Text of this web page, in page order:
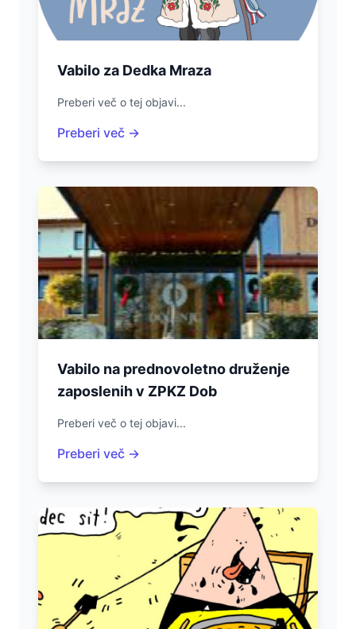
Vabilo za Dedka Mraza
Preberi več o tej objavi...
Preberi več →
Vabilo na prednovoletno druženje
zaposlenih v ZPKZ Dob
Preberi več o tej objavi...
Preberi več →